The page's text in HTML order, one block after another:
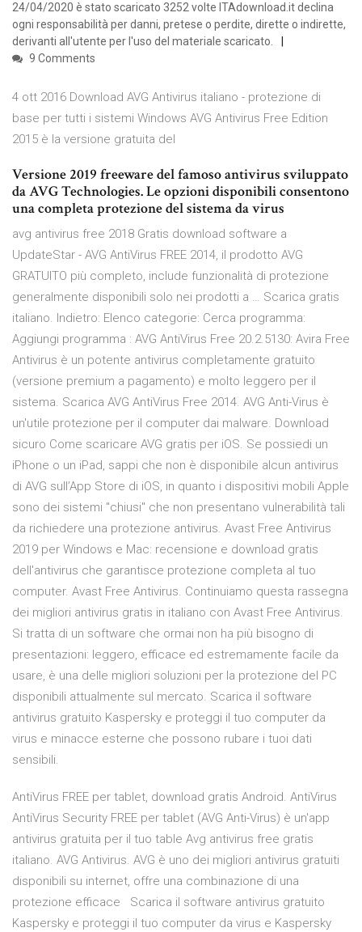
24/04/2020 è stato scaricato 3252 volte ITAdownload.it declina
ogni responsabilità per danni, pretese o perdite, dirette o indirette,
derivanti all'utente per l'uso del materiale scaricato.
9 Comments
4 ott 2016 Download AVG Antivirus italiano - protezione di
base per tutti i sistemi Windows AVG Antivirus Free Edition
2015 è la versione gratuita del
Versione 2019 freeware del famoso antivirus sviluppato
da AVG Technologies. Le opzioni disponibili consentono
una completa protezione del sistema da virus
avg antivirus free 2018 Gratis download software a
UpdateStar - AVG AntiVirus FREE 2014, il prodotto AVG
GRATUITO più completo, include funzionalità di protezione
generalmente disponibili solo nei prodotti a … Scarica gratis
italiano. Indietro: Elenco categorie: Cerca programma:
Aggiungi programma : AVG AntiVirus Free 20.2.5130: Avira Free
Antivirus è un potente antivirus completamente gratuito
(versione premium a pagamento) e molto leggero per il
sistema. Scarica AVG AntiVirus Free 2014. AVG Anti-Virus è
un'utile protezione per il computer dai malware. Download
sicuro Come scaricare AVG gratis per iOS. Se possiedi un
iPhone o un iPad, sappi che non è disponibile alcun antivirus
di AVG sull’App Store di iOS, in quanto i dispositivi mobili Apple
sono dei sistemi "chiusi" che non presentano vulnerabilità tali
da richiedere una protezione antivirus. Avast Free Antivirus
2019 per Windows e Mac: recensione e download gratis
dell'antivirus che garantisce protezione completa al tuo
computer. Avast Free Antivirus. Continuiamo questa rassegna
dei migliori antivirus gratis in italiano con Avast Free Antivirus.
Si tratta di un software che ormai non ha più bisogno di
presentazioni: leggero, efficace ed estremamente facile da
usare, è una delle migliori soluzioni per la protezione del PC
disponibili attualmente sul mercato. Scarica il software
antivirus gratuito Kaspersky e proteggi il tuo computer da
virus e minacce esterne che possono rubare i tuoi dati
sensibili.
AntiVirus FREE per tablet, download gratis Android. AntiVirus
AntiVirus Security FREE per tablet (AVG Anti-Virus) è un'app
antivirus gratuita per il tuo table Avg antivirus free gratis
italiano. AVG Antivirus. AVG è uno dei migliori antivirus gratuiti
disponibili su internet, offre una combinazione di una
protezione efficace Scarica il software antivirus gratuito
Kaspersky e proteggi il tuo computer da virus e Kaspersky